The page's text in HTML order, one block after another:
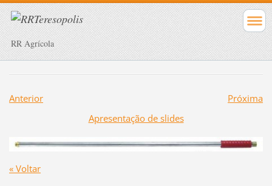
RR Agrícola
Anterior
Próxima
Apresentação de slides
« Voltar